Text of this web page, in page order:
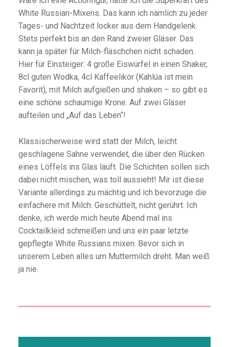
White Russian-Mixens. Das kann ich nämlich zu jeder
Tages- und Nachtzeit locker aus dem Handgelenk.
Stets perfekt bis an den Rand zweier Gläser. Das
kann ja später für Milch-fläschchen nicht schaden.
Hier für Einsteiger: 4 große Eiswürfel in einen Shaker,
8cl guten Wodka, 4cl Kaffeelikör (Kahlúa ist mein
Favorit), mit Milch aufgießen und shaken – so gibt es
eine schöne schaumige Krone. Auf zwei Gläser
aufteilen und „Auf das Leben“!
Klassischerweise wird statt der Milch, leicht
geschlagene Sahne verwendet, die über den Rücken
eines Löffels ins Glas läuft. Die Schichten sollen sich
dabei nicht mischen, was toll aussieht! Mir ist diese
Variante allerdings zu mächtig und ich bevorzuge die
einfachere mit Milch. Geschüttelt, nicht gerührt. Ich
denke, ich werde mich heute Abend mal ins
Cocktailkleid schmeißen und uns ein paar letzte
gepflegte White Russians mixen. Bevor sich in
unserem Leben alles um Muttermilch dreht. Man weiß
ja nie.